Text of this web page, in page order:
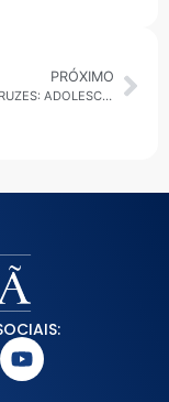
PRÓXIMO
MOGI DAS CRUZES: ADOLESCENTE DE 16 ANOS ENCONTRADA MORTA EM CASA FOI ENTERRADA NESTA SEXTA-FEIRA (22)